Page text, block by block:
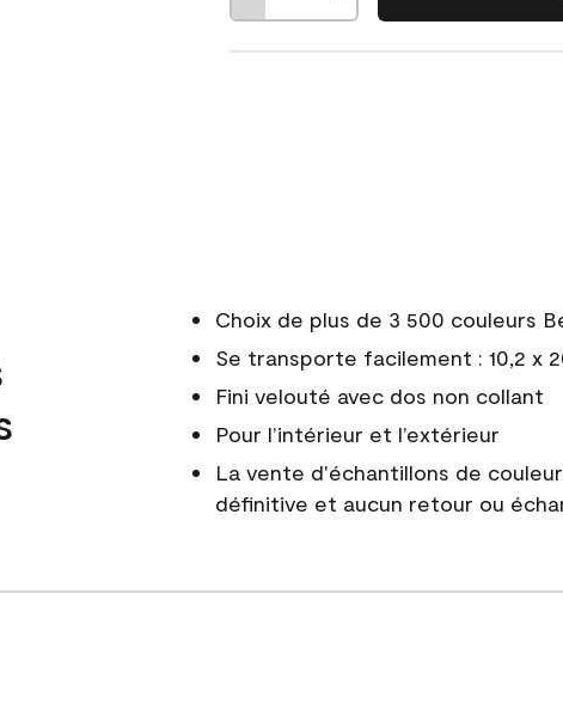
Choix de plus de 3 500 couleurs
Se transporte facilement : 10,2 x
Fini velouté avec dos non collant
Pour l’intérieur et l’extérieur
La vente d'échantillons de
définitive et aucun retour ou